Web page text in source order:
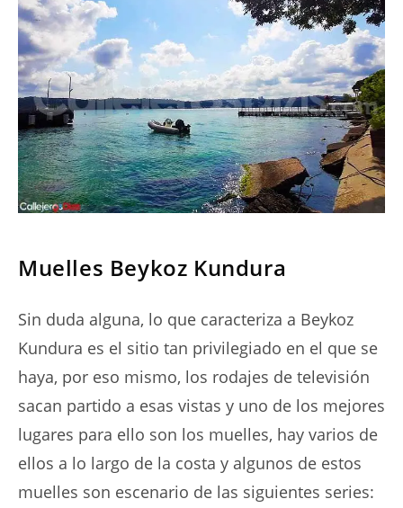
Muelles Beykoz Kundura
Sin duda alguna, lo que caracteriza a Beykoz
Kundura es el sitio tan privilegiado en el que se
haya, por eso mismo, los rodajes de televisión
sacan partido a esas vistas y uno de los mejores
lugares para ello son los muelles, hay varios de
ellos a lo largo de la costa y algunos de estos
muelles son escenario de las siguientes series: